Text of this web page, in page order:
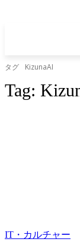
タグ KizunaAI
Tag:
IT・カルチャー